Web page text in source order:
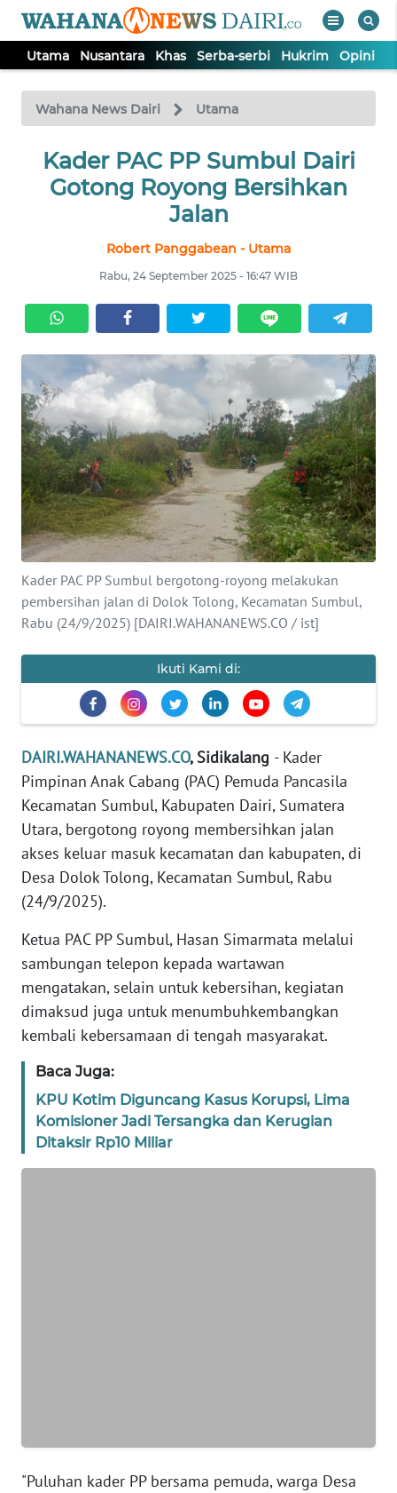
Utama Nusantara Khas Serba-serbi Hukrim Opini
Wahana News Dairi Utama
Kader PAC PP Sumbul Dairi
Gotong Royong Bersihkan
Jalan
Robert Panggabean - Utama
Rabu, 24 September 2025 - 16:47 WIB
Kader PAC PP Sumbul bergotong-royong melakukan
pembersihan jalan di Dolok Tolong, Kecamatan Sumbul,
Rabu (24/9/2025) [DAIRI.WAHANANEWS.CO / ist]
Ikuti Kami di:
DAIRI.WAHANANEWS.CO, Sidikalang - Kader
Pimpinan Anak Cabang (PAC) Pemuda Pancasila
Kecamatan Sumbul, Kabupaten Dairi, Sumatera
Utara, bergotong royong membersihkan jalan
akses keluar masuk kecamatan dan kabupaten, di
Desa Dolok Tolong, Kecamatan Sumbul, Rabu
(24/9/2025).
Ketua PAC PP Sumbul, Hasan Simarmata melalui
sambungan telepon kepada wartawan
mengatakan, selain untuk kebersihan, kegiatan
dimaksud juga untuk menumbuhkembangkan
kembali kebersamaan di tengah masyarakat.
Baca Juga:
KPU Kotim Diguncang Kasus Korupsi, Lima
Komisioner Jadi Tersangka dan Kerugian
Ditaksir Rp10 Miliar
"Puluhan kader PP bersama pemuda, warga Desa
TV
Tutup
UTAMA
SERBA-
SERBI
HUKRIM
OPINI
Informasi
INDEKS
BERITA
KONTAK
KAMI
KAMI
PEDOMAN
MEDIA
SIBER
REDAKSI
KARIR
DISCLAIMER
News
Regional
WN
SUMUT
WN
JAKARTA
WN